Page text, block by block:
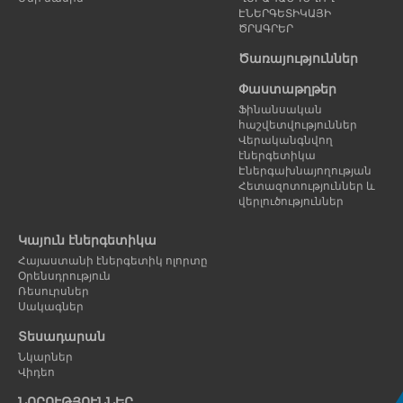
ԷՆԵՐԳԵՏԻԿԱՅԻ
ԾՐԱԳՐԵՐ
Ծառայություններ
Փաստաթղթեր
Ֆինանսական
հաշվետվություններ
Վերականգնվող
էներգետիկա
Էներգախնայողության
Հետազոտություններ և
վերլուծություններ
Կայուն էներգետիկա
Հայաստանի էներգետիկ ոլորտը
Օրենսդրություն
Ռեսուրսներ
Սակագներ
Տեսադարան
Նկարներ
Վիդեո